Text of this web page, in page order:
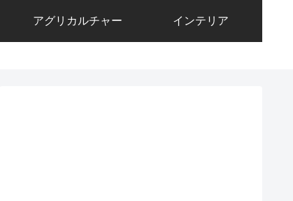
アグリカルチャー インテリア